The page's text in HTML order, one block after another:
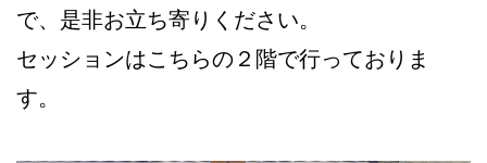
で、是非お立ち寄りください。
セッションはこちらの２階で行っておりま
す。